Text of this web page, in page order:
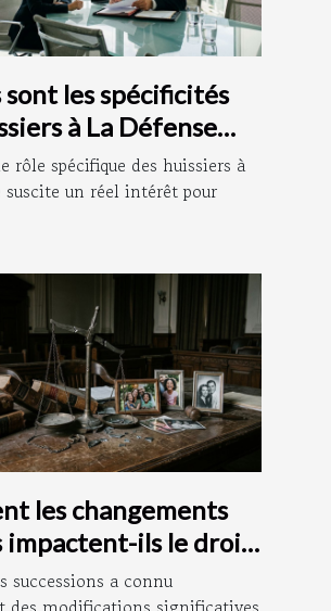
sont les spécificités
à La Défense
entreprises locales ?
rôle spécifique des huissiers à
suscite un réel intérêt pour
les changements
impactent-ils le droit
?
successions a connu